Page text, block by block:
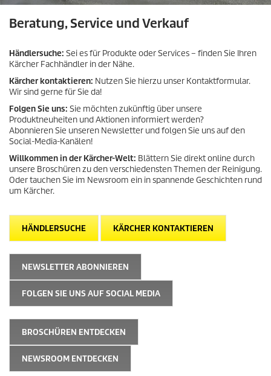
Beratung, Service und Verkauf
Händlersuche: Sei es für Produkte oder Services – finden Sie Ihren
Kärcher Fachhändler in der Nähe.
Kärcher kontaktieren: Nutzen Sie hierzu unser Kontaktformular.
Wir sind gerne für Sie da!
Folgen Sie uns: Sie möchten zukünftig über unsere
Produktneuheiten und Aktionen informiert werden?
Abonnieren Sie unseren Newsletter und folgen Sie uns auf den
Social-Media-Kanälen!
Willkommen in der Kärcher-Welt: Blättern Sie direkt online durch
unsere Broschüren zu den verschiedensten Themen der Reinigung.
Oder tauchen Sie im Newsroom ein in spannende Geschichten rund
um Kärcher.
HÄNDLERSUCHE KÄRCHER KONTAKTIEREN
NEWSLETTER ABONNIEREN
FOLGEN SIE UNS AUF SOCIAL MEDIA
BROSCHÜREN ENTDECKEN
NEWSROOM ENTDECKEN